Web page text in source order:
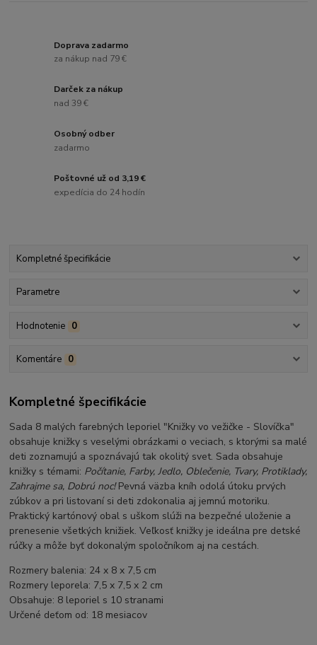
Doprava zadarmo
za nákup nad 79 €
Darček za nákup
nad 39 €
Osobný odber
zadarmo
Poštovné už od 3,19 €
expedícia do 24 hodín
Kompletné špecifikácie
Parametre
Hodnotenie 0
Komentáre 0
Kompletné špecifikácie
Sada 8 malých farebných leporiel "Knižky vo vežičke - Slovíčka"
obsahuje knižky s veselými obrázkami o veciach, s ktorými sa malé
deti zoznamujú a spoznávajú tak okolitý svet. Sada obsahuje
knižky s témami: Počítanie, Farby, Jedlo, Oblečenie, Tvary, Protiklady,
Zahrajme sa, Dobrú noc!Pevná väzba kníh odolá útoku prvých
zúbkov a pri listovaní si deti zdokonalia aj jemnú motoriku.
Praktický kartónový obal s uškom slúži na bezpečné uloženie a
prenesenie všetkých knižiek. Veľkosť knižky je ideálna pre detské
rúčky a môže byť dokonalým spoločníkom aj na cestách.
Rozmery balenia: 24 x 8 x 7,5 cm
Rozmery leporela: 7,5 x 7,5 x 2 cm
Obsahuje: 8 leporiel s 10 stranami
Určené deťom od: 18 mesiacov